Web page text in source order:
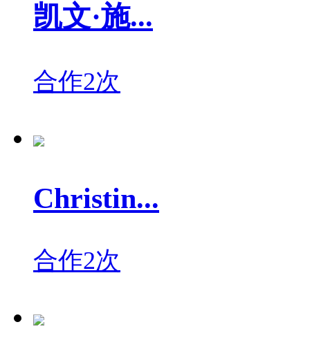
凯文·施...
合作2次
Christin...
合作2次